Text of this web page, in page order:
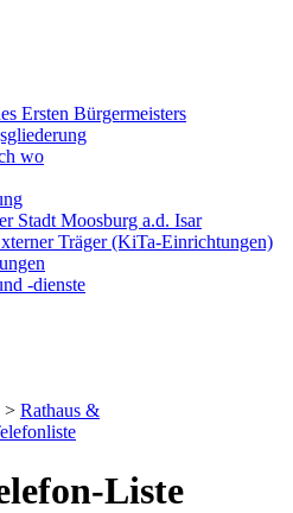
Ersten Bürgermeisters
wo
Stadt Moosburg a.d. Isar
Träger (KiTa-Einrichtungen)
-dienste
> Rathaus &
Liste